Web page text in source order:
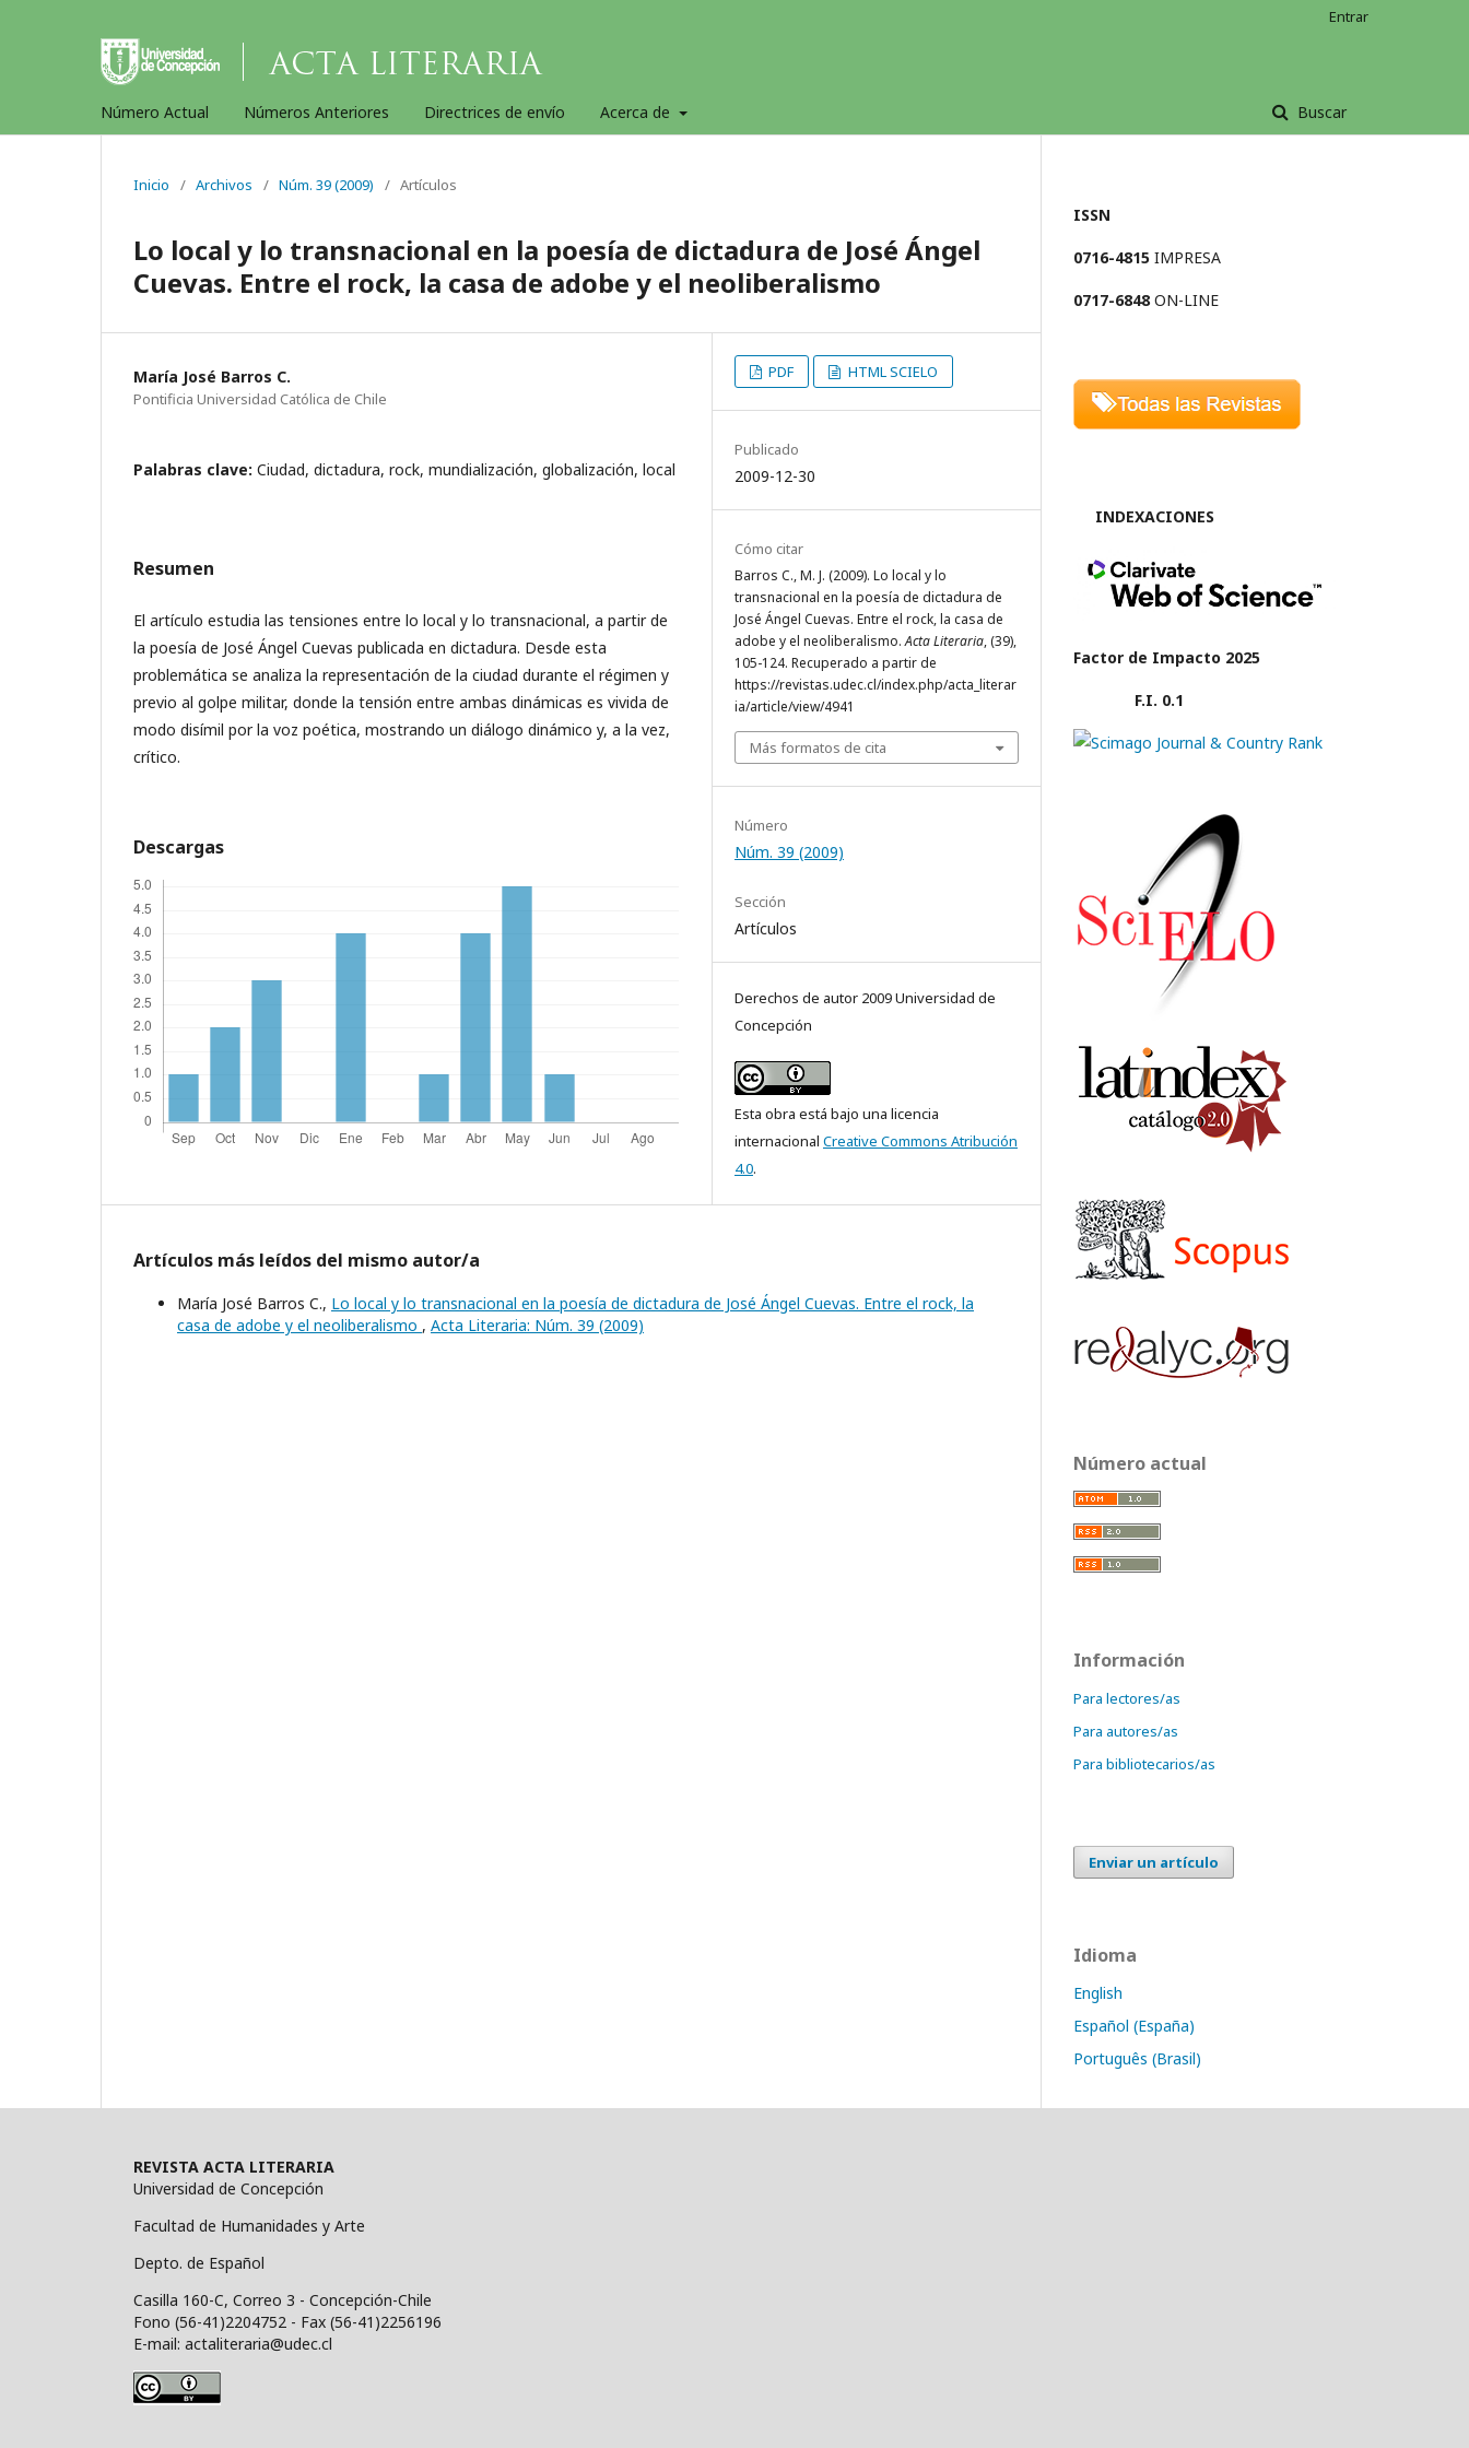
Número Actual Números Anteriores Directrices de envío Acerca de Buscar
Entrar
Inicio / Archivos / Núm. 39 (2009) / Artículos
Lo local y lo transnacional en la poesía de dictadura de José Ángel
Cuevas. Entre el rock, la casa de adobe y el neoliberalismo
María José Barros C.
Pontificia Universidad Católica de Chile
Palabras clave: Ciudad, dictadura, rock, mundialización, globalización, local
Resumen
El artículo estudia las tensiones entre lo local y lo transnacional, a partir de
la poesía de José Ángel Cuevas publicada en dictadura. Desde esta
problemática se analiza la representación de la ciudad durante el régimen y
previo al golpe militar, donde la tensión entre ambas dinámicas es vivida de
modo disímil por la voz poética, mostrando un diálogo dinámico y, a la vez,
crítico.
Descargas
PDF HTML SCIELO
Publicado
2009-12-30
Cómo citar
Barros C., M. J. (2009). Lo local y lo
transnacional en la poesía de dictadura de
José Ángel Cuevas. Entre el rock, la casa de
adobe y el neoliberalismo.Acta Literaria, (39),
105-124. Recuperado a partir de
https://revistas.udec.cl/index.php/acta_literar
ia/article/view/4941
Más formatos de cita
Número
Núm. 39 (2009)
Sección
Artículos
Derechos de autor 2009 Universidad de
Concepción
Esta obra está bajo una licencia
internacional Creative Commons Atribución
4.0.
Artículos más leídos del mismo autor/a
María José Barros C., Lo local y lo transnacional en la poesía de dictadura de José Ángel Cuevas. Entre el rock, la
casa de adobe y el neoliberalismo , Acta Literaria: Núm. 39 (2009)
ISSN
0716-4815 IMPRESA
0717-6848ON-LINE
INDEXACIONES
Factor de Impacto 2025
F.I. 0.1
Número actual
Información
Para lectores/as
Para autores/as
Para bibliotecarios/as
Enviar un artículo
Idioma
English
Español (España)
Português (Brasil)
REVISTA ACTA LITERARIA
Universidad de Concepción
Facultad de Humanidades y Arte
Depto. de Español
Casilla 160-C, Correo 3 - Concepción-Chile
Fono (56-41)2204752 - Fax (56-41)2256196
E-mail: actaliteraria@udec.cl